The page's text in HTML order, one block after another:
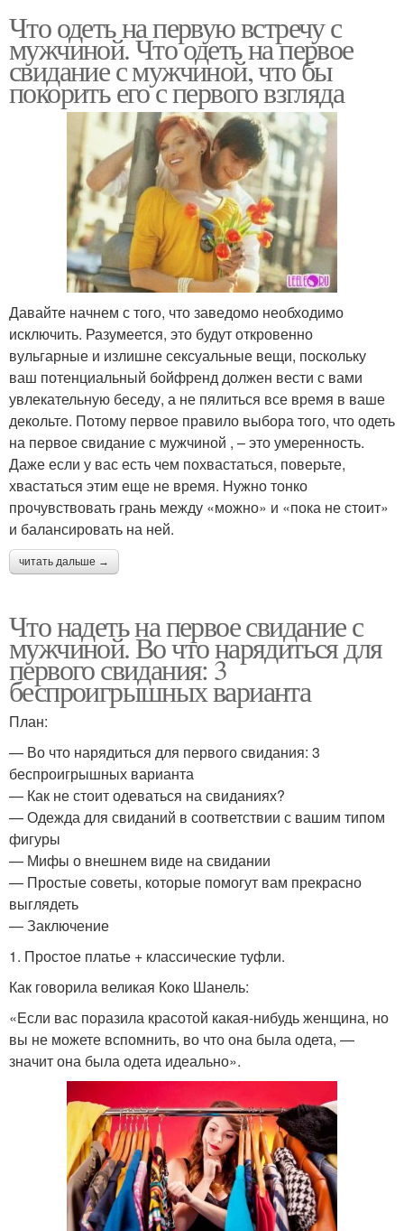
Что одеть на первую встречу с
мужчиной. Что одеть на первое
свидание с мужчиной, что бы
покорить его с первого взгляда
Давайте начнем с того, что заведомо необходимо
исключить. Разумеется, это будут откровенно
вульгарные и излишне сексуальные вещи, поскольку
ваш потенциальный бойфренд должен вести с вами
увлекательную беседу, а не пялиться все время в ваше
декольте. Потому первое правило выбора того, что одеть
на первое свидание с мужчиной , – это умеренность.
Даже если у вас есть чем похвастаться, поверьте,
хвастаться этим еще не время. Нужно тонко
прочувствовать грань между «можно» и «пока не стоит»
и балансировать на ней.
читать дальше →
Что надеть на первое свидание с
мужчиной. Во что нарядиться для
первого свидания: 3
беспроигрышных варианта
План:
— Во что нарядиться для первого свидания: 3
беспроигрышных варианта
— Как не стоит одеваться на свиданиях?
— Одежда для свиданий в соответствии с вашим типом
фигуры
— Мифы о внешнем виде на свидании
— Простые советы, которые помогут вам прекрасно
выглядеть
— Заключение
1. Простое платье + классические туфли.
Как говорила великая Коко Шанель:
«Если вас поразила красотой какая-нибудь женщина, но
вы не можете вспомнить, во что она была одета, —
значит она была одета идеально».